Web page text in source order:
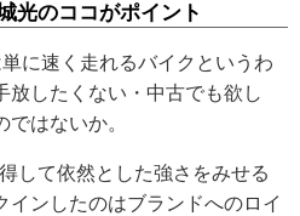
光のココがポイント
に速く走れるバイクというわ
放したくない・中古でも欲し
はないか。
して依然とした強さをみせる
インしたのはブランドへのロイ